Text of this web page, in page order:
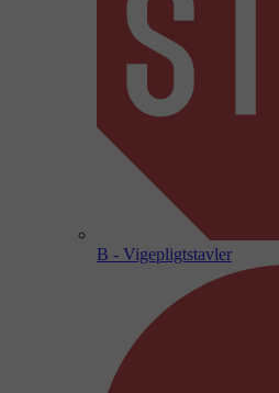
B - Vigepligtstavler